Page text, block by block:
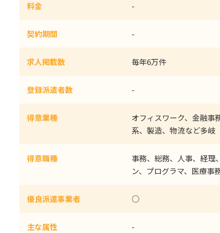
料金 -
契約期間 -
求人掲載数 毎年6万件
登録派遣者数 -
得意業種
オフィスワーク、金融事
系、製造、物流など多岐
得意職種
事務、総務、人事、経理
ン、プログラマ、医療事
優良派遣事業者 ○
主な属性 -